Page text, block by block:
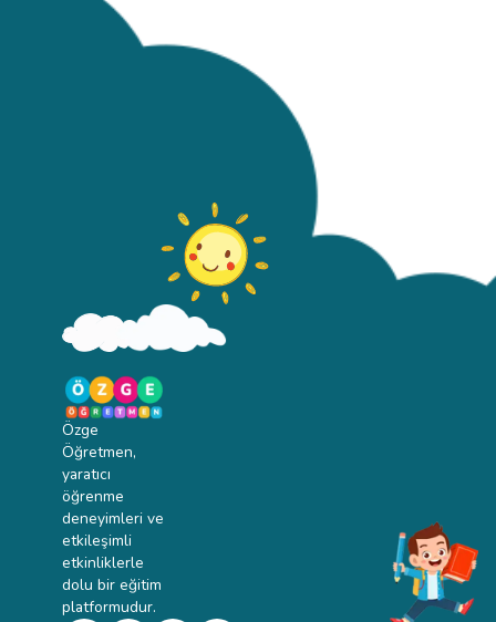
Özge
Öğretmen,
yaratıcı
öğrenme
deneyimleri ve
etkileşimli
etkinliklerle
dolu bir eğitim
platformudur.